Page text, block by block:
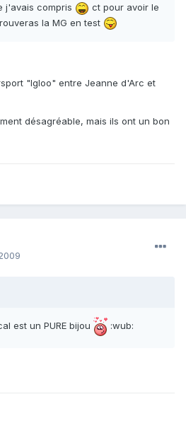
j'avais compris
ct pour avoir le
la MG en test
"Igloo" entre Jeanne d'Arc et
désagréable, mais ils ont un bon
est un PURE bijou :wub: